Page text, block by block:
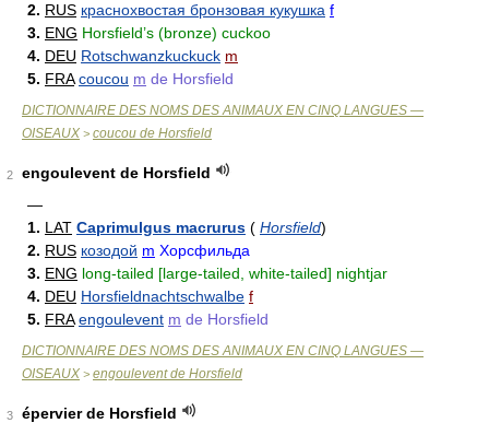
2. RUS краснохвостая бронзовая кукушка f
3. ENG Horsfield’s (bronze) cuckoo
4. DEU Rotschwanzkuckuck m
5. FRA coucou m de Horsfield
DICTIONNAIRE DES NOMS DES ANIMAUX EN CINQ LANGUES —
OISEAUX > coucou de Horsfield
2
engoulevent de Horsfield
—
1. LAT Caprimulgus macrurus ( Horsfield)
2. RUS козодой m Хорсфильда
3. ENG long-tailed [large-tailed, white-tailed] nightjar
4. DEU Horsfieldnachtschwalbe f
5. FRA engoulevent m de Horsfield
DICTIONNAIRE DES NOMS DES ANIMAUX EN CINQ LANGUES —
OISEAUX > engoulevent de Horsfield
3
épervier de Horsfield